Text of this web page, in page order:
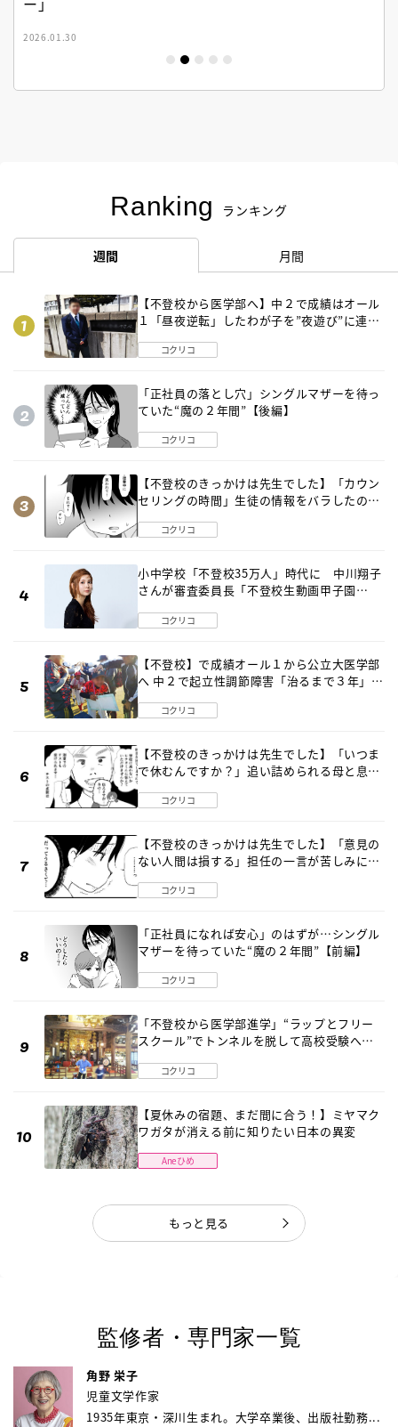
2026.01.30
Ranking ランキング
週間 月間
【不登校から医学部へ】中２で成績はオール
１「昼夜逆転」したわが子を”夜遊び”に連れ
コクリコ
「正社員の落とし穴」シングルマザーを待っ
ていた“魔の２年間”【後編】
コクリコ
【不登校のきっかけは先生でした】「カウン
セリングの時間」生徒の情報をバラしたの
コクリコ
小中学校「不登校35万人」時代に 中川翔子
さんが審査委員長「不登校生動画甲子園
コクリコ
【不登校】で成績オール１から公立大医学部
へ 中２で起立性調節障害「治るまで３年」の
コクリコ
【不登校のきっかけは先生でした】「いつま
で休むんですか？」追い詰められる母と息子
コクリコ
【不登校のきっかけは先生でした】「意見の
ない人間は損する」担任の一言が苦しみに…
コクリコ
「正社員になれば安心」のはずが…シングル
マザーを待っていた“魔の２年間”【前編】
コクリコ
「不登校から医学部進学」“ラップとフリー
スクール”でトンネルを脱して高校受験へ
コクリコ
【夏休みの宿題、まだ間に合う！】ミヤマク
ワガタが消える前に知りたい日本の異変
Aneひめ
もっと見る
監修者・専門家一覧
角野 栄子
児童文学作家
1935年東京・深川生まれ。大学卒業後、出版社勤務...